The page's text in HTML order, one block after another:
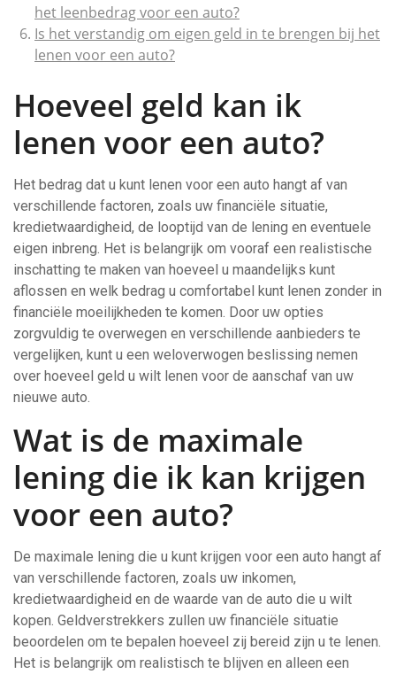
het leenbedrag voor een auto?
Is het verstandig om eigen geld in te brengen bij het
lenen voor een auto?
Hoeveel geld kan ik
lenen voor een auto?
Het bedrag dat u kunt lenen voor een auto hangt af van
verschillende factoren, zoals uw financiële situatie,
kredietwaardigheid, de looptijd van de lening en eventuele
eigen inbreng. Het is belangrijk om vooraf een realistische
inschatting te maken van hoeveel u maandelijks kunt
aflossen en welk bedrag u comfortabel kunt lenen zonder in
financiële moeilijkheden te komen. Door uw opties
zorgvuldig te overwegen en verschillende aanbieders te
vergelijken, kunt u een weloverwogen beslissing nemen
over hoeveel geld u wilt lenen voor de aanschaf van uw
nieuwe auto.
Wat is de maximale
lening die ik kan krijgen
voor een auto?
De maximale lening die u kunt krijgen voor een auto hangt af
van verschillende factoren, zoals uw inkomen,
kredietwaardigheid en de waarde van de auto die u wilt
kopen. Geldverstrekkers zullen uw financiële situatie
beoordelen om te bepalen hoeveel zij bereid zijn u te lenen.
Het is belangrijk om realistisch te blijven en alleen een